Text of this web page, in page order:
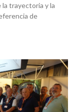
trayectoria y la
de